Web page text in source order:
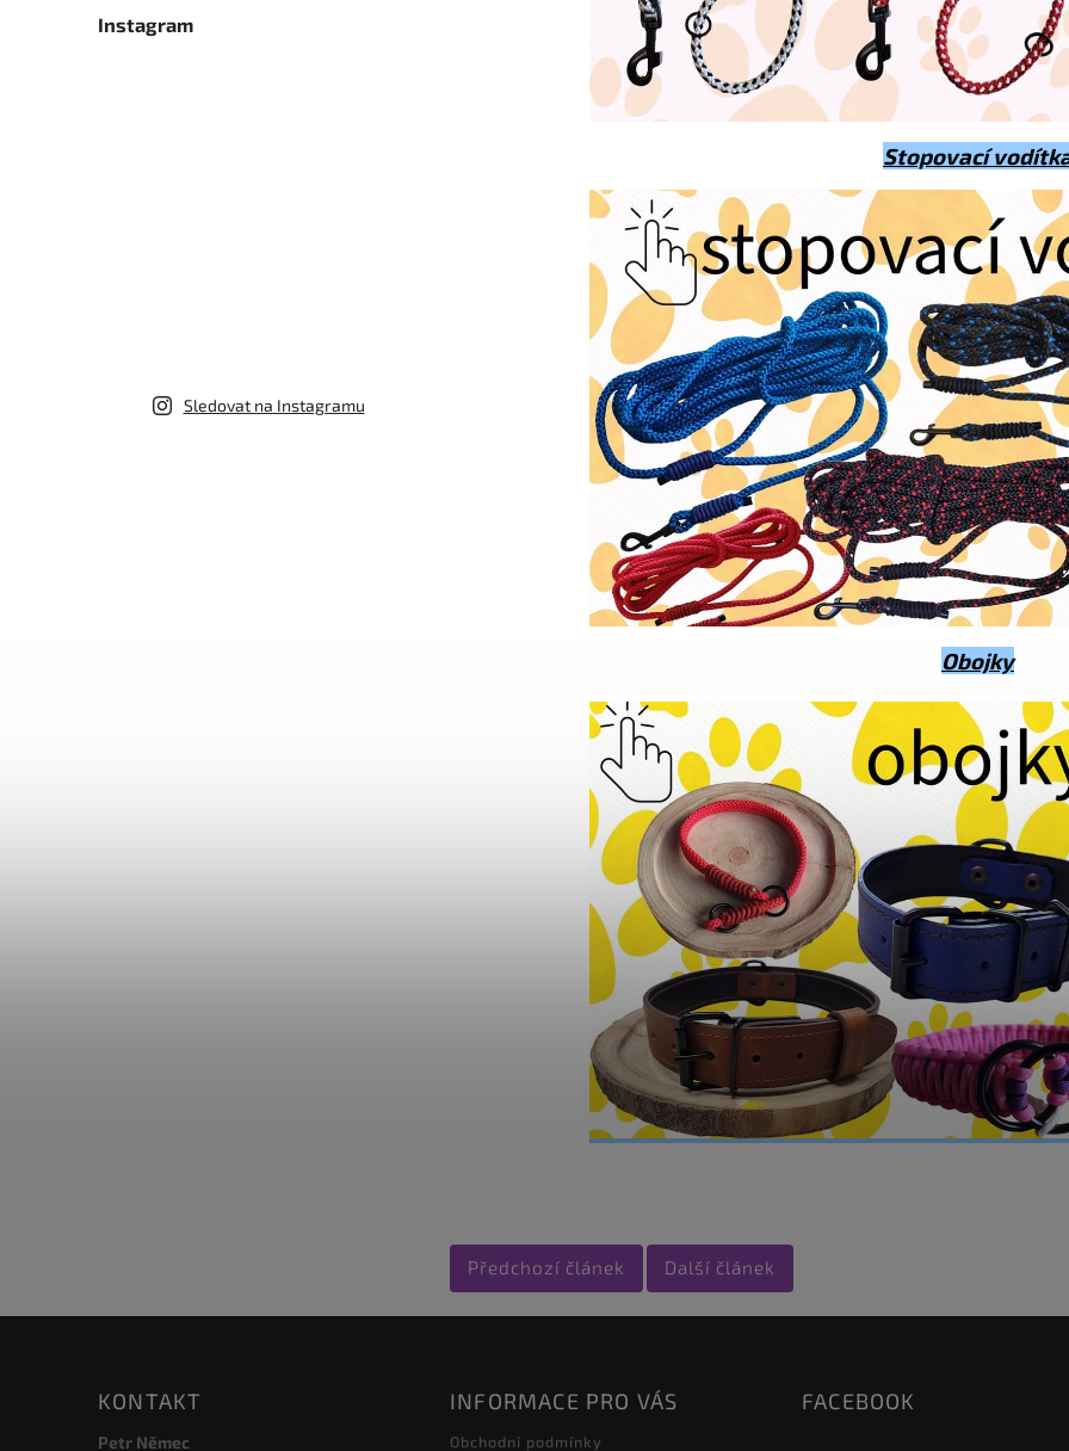
Instagram
Sledovat na Instagramu
Stopovací
Obojky
Předchozí článek Další článek
KONTAKT
Petr Němec
INFORMACE PRO VÁS
Obchodní podmínky
FACEBOOK